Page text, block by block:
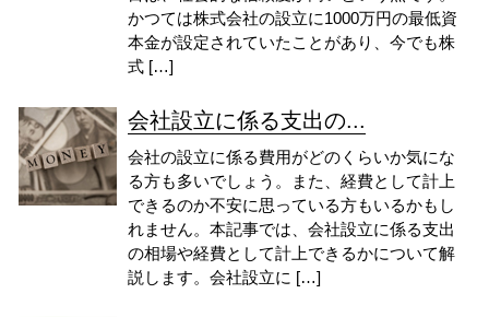
かつては株式会社の設立に1000万円の最低資
本金が設定されていたことがあり、今でも株
式 […]
会社設立に係る支出の...
会社の設立に係る費用がどのくらいか気にな
る方も多いでしょう。また、経費として計上
できるのか不安に思っている方もいるかもし
れません。本記事では、会社設立に係る支出
の相場や経費として計上できるかについて解
説します。会社設立に […]